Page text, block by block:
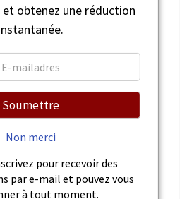
et obtenez une réduction
Soumettre
Non merci
pour recevoir des
par e-mail et pouvez vous
à tout moment.